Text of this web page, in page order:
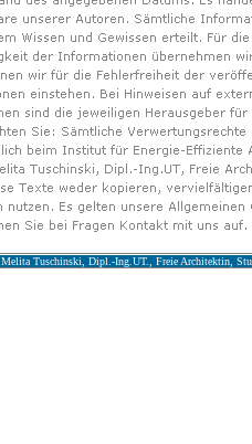
Melita Tuschinski, Dipl.-Ing.UT., Freie Architektin,